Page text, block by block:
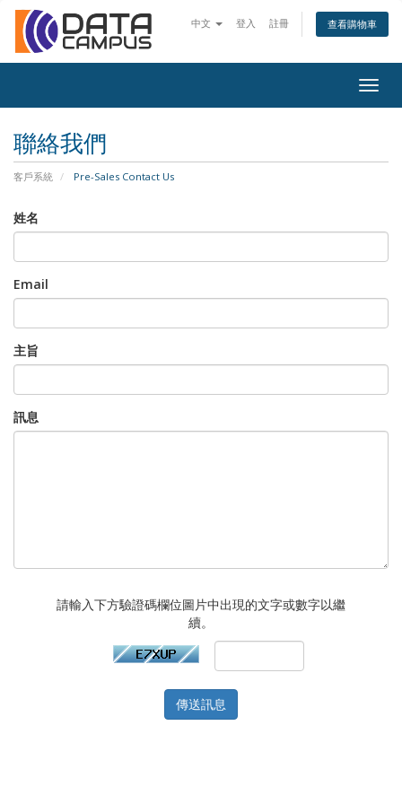
中文 登入 註冊 查看購物車
聯絡我們
客戶系統 Pre-Sales Contact Us
姓名
Email
主旨
訊息
請輸入下方驗證碼欄位圖片中出現的文字或數字以繼
續。
傳送訊息